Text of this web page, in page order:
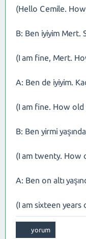
(Hello Cemile.
B: Ben iyiyim Mert.
(I am fine, Mert.
A: Ben de iyiyim.
(I am fine. How old
B: Ben yirmi
(I am twenty. How
A: Ben on altı
(I am sixteen years